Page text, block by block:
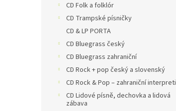
CD Folk a folklór
CD Trampské písničky
CD & LP PORTA
CD Bluegrass český
CD Bluegrass zahraniční
CD Rock + pop český a slovenský
CD Rock & Pop – zahraniční interpreti
CD Lidové písně, dechovka a lidová
zábava